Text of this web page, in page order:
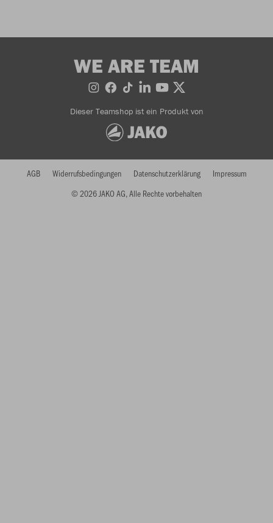
WE ARE TEAM
Dieser Teamshop ist ein Produkt von
© 2026 JAKO AG, Alle Rechte vorbehalten
AGB Widerrufsbedingungen Datenschutzerklärung Impressum